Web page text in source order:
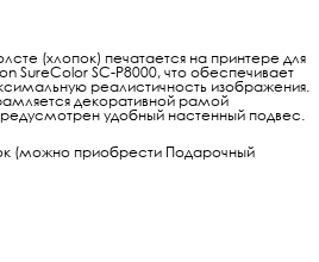
(хлопок) печатается на принтере для
SureColor SC-P8000, что обеспечивает
реалистичность изображения.
декоративной рамой
удобный настенный подвес.
(можно приобрести Подарочный